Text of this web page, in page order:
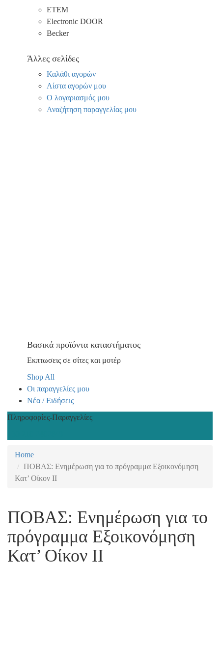
ΕΤΕΜ
Electronic DOOR
Becker
Άλλες σελίδες
Καλάθι αγορών
Λίστα αγορών μου
Ο λογαριασμός μου
Αναζήτηση παραγγελίας μου
Βασικά προϊόντα καταστήματος
Εκπτωσεις σε σίτες και μοτέρ
Shop All
Οι παραγγελίες μου
Νέα / Ειδήσεις
Πληροφορίες-Παραγγελίες
Home
ΠΟΒΑΣ: Ενημέρωση για το πρόγραμμα Εξοικονόμηση
Κατ’ Οίκον ΙΙ
ΠΟΒΑΣ: Ενημέρωση για το
πρόγραμμα Εξοικονόμηση
Κατ’ Οίκον ΙΙ